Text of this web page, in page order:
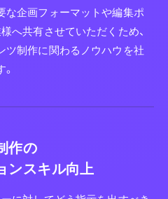
な企画フォーマットや編集ポ
へ共有させていただくため、
ツ制作に関わるノウハウを社
作の
ンスキル向上